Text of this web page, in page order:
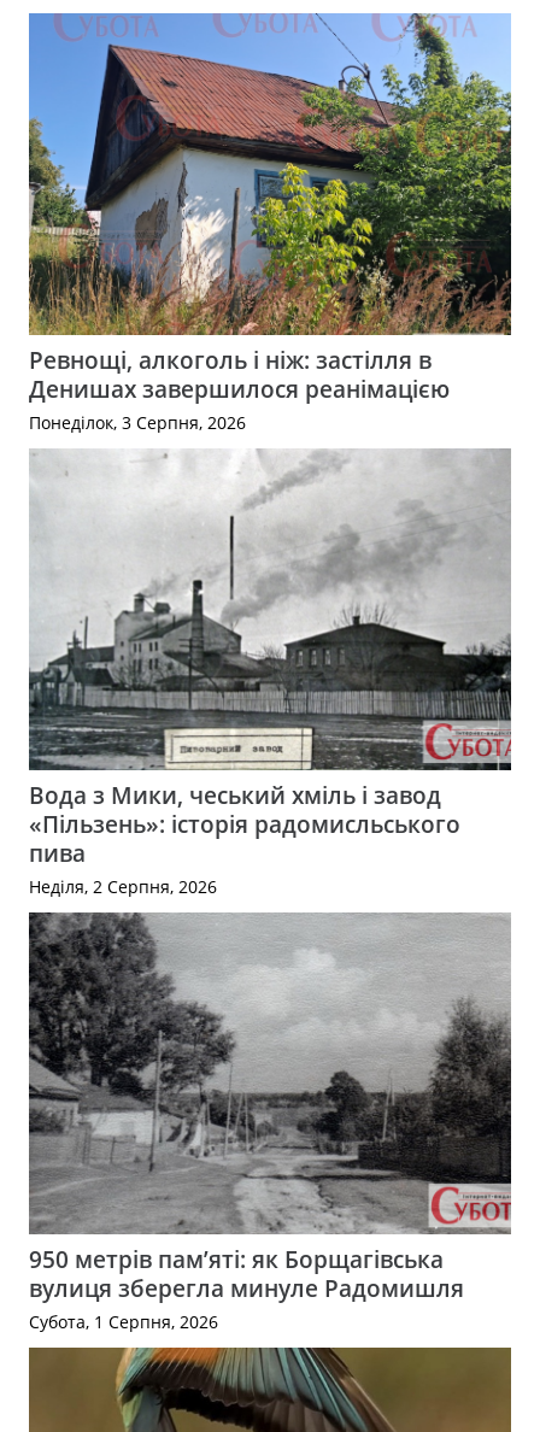
Ревнощі, алкоголь і ніж: застілля в
Денишах завершилося реанімацією
Понеділок, 3 Серпня, 2026
Вода з Мики, чеський хміль і завод
«Пільзень»: історія радомисльського
пива
Неділя, 2 Серпня, 2026
950 метрів пам’яті: як Борщагівська
вулиця зберегла минуле Радомишля
Субота, 1 Серпня, 2026